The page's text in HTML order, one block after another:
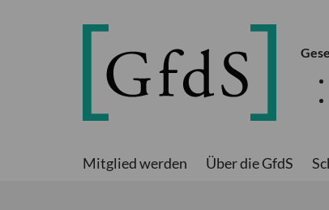
Mitglied werden Über die GfdS